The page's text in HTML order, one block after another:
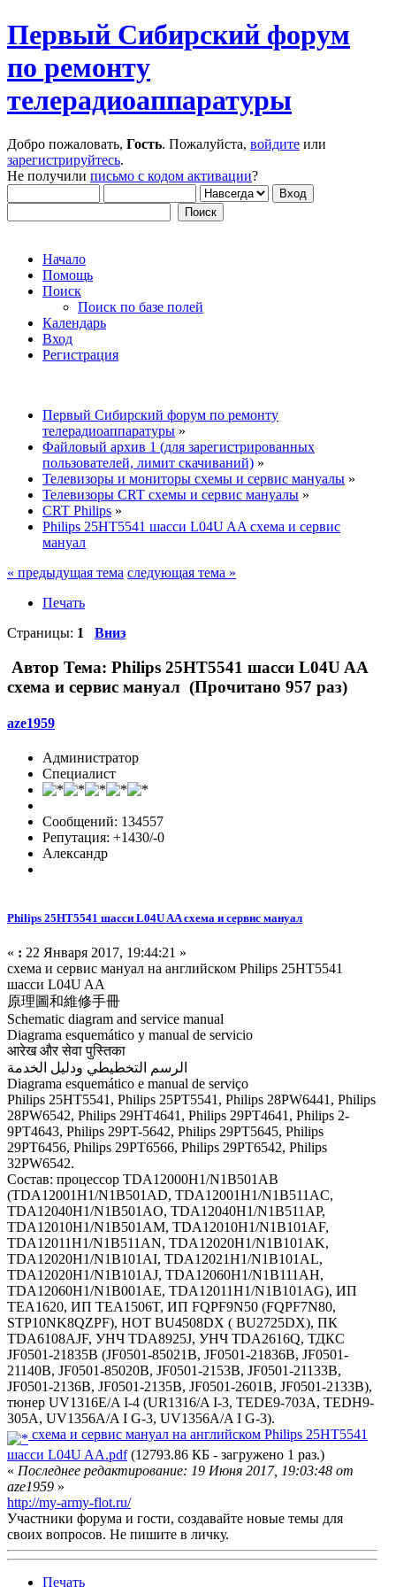
Первый Сибирский форум
по ремонту
телерадиоаппаратуры
Добро пожаловать, Гость. Пожалуйста, войдите или
зарегистрируйтесь.
Не получили письмо с кодом активации?
Начало
Помощь
Поиск
Поиск по базе полей
Календарь
Вход
Регистрация
Первый Сибирский форум по ремонту
телерадиоаппаратуры »
Файловый архив 1 (для зарегистрированных
пользователей, лимит скачиваний) »
Телевизоры и мониторы схемы и сервис мануалы »
Телевизоры CRT схемы и сервис мануалы »
CRT Philips »
Philips 25HT5541 шасси L04U AA схема и сервис
мануал
« предыдущая тема следующая тема »
Печать
Страницы: 1 Вниз
Автор Тема: Philips 25HT5541 шасси L04U AA
схема и сервис мануал (Прочитано 957 раз)
aze1959
Администратор
Специалист
Сообщений: 134557
Репутация: +1430/-0
Александр
Philips 25HT5541 шасси L04U AA схема и сервис мануал
« : 22 Января 2017, 19:44:21 »
схема и сервис мануал на английском Philips 25HT5541
шасси L04U AA
原理圖和維修手冊
Schematic diagram and service manual
Diagrama esquemático y manual de servicio
आरेख और सेवा पुस्तिका
الرسم التخطيطي ودليل الخدمة
Diagrama esquemático e manual de serviço
Philips 25HT5541, Philips 25PT5541­, Philips 28PW6441, Philips
28P­W6542, Philips 29HT4641, Philips 29PT4641, Philips 2­
9PT4643, Philips 29PT-5642, Philips 29PT5645­, Philips
29PT6456, Philips 29­PT6566, Philips 29PT6­542, Philips
32PW6542.
Состав: процессор TDA12000H1/N1B501AB
(TDA12001H1/N1B501AD, TDA12001H1/N1B511AC,
TDA12040H1/N1B501AO, TDA12040H1/N1B511AP,
TDA12010H1/N1B501AM, TDA12010H1/N1B101AF,
TDA12011H1/N1B511AN, TDA12020H1/N1B101AK,
TDA12020H1/N1B101AI, TDA12021H1/N1B101AL,
TDA12020H1/N1B101AJ, TDA12060H1/N1B111AH,
TDA12060H1/N1B001AE, TDA12011H1/N1B101AG), ИП
TEA1620, ИП TEA1506T, ИП FQPF9N50 (FQPF7N80,
STP10NK8QZPF), HOT BU4508DX ( BU2725DX), ПК
TDA6108AJF, УНЧ TDA8925J, УНЧ TDA2616Q, ТДКС
JF0501-21835B (JF0501-85021B, JF0501-21836B, JF0501-
21140B, JF0501-85020B, JF0501-2153B, JF0501-21133B,
JF0501-2136B, JF0501-2135B, JF0501-2601B, JF0501-2133B),
тюнер UV1316E/A I-4 (UR1316/A I-3, TEDE9-703A, TEDH9-
305A, UV1356A/A I G-3, UV1356A/A I G-3).
схема и сервис мануал на английском Philips 25HT5541
шасси L04U AA.pdf(12793.86 КБ - загружено 1 раз.)
« Последнее редактирование: 19 Июня 2017, 19:03:48 от
aze1959 »
http://my-army-flot.ru/
Участники форума и гости, создавайте новые темы для
своих вопросов. Не пишите в личку.
Печать